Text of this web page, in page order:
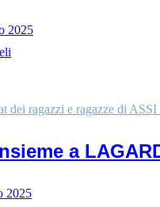
2025
dei ragazzi e ragazze di
a
2025